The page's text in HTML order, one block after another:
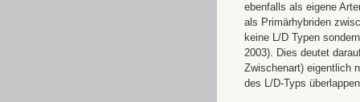
ebenfalls als eigene
als Primärhybriden
keine L/D Typen
2003). Dies deutet
Zwischenart) eigentlich
des L/D-Typs